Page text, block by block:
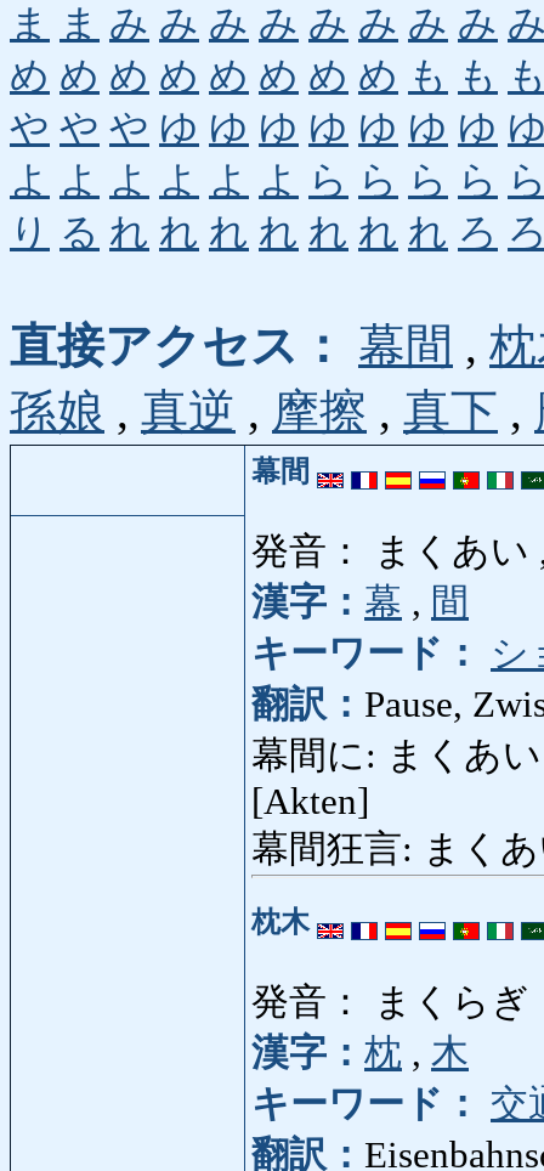
ま
ま み み み み み み み み
め め め め め め め め も も
や や や ゆ ゆ ゆ ゆ ゆ ゆ ゆ
よ よ よ よ よ よ ら ら ら ら
り る れ れ れ れ れ れ れ ろ
直接アクセス： 幕間 ,
孫娘 , 真逆 , 摩擦 , 真下 ,
幕間
発音： まくあい
漢字： 幕 , 間
キーワード：
シ
翻訳： Pause,
幕間に: まくあい
[Akten]
幕間狂言: まく
枕木
発音： まくらぎ
漢字： 枕 , 木
キーワード：
交
翻訳：